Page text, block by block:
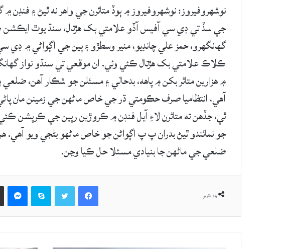
نوشهروفيروز: نوشهروفيروز ۾ ٻوڏ متاثرن جي واهر نه ٿيڻ ۽
جي سڏ تي ڊي سي آفيس آڏو علامتي بک هڙتال، سنڌ يوٿ ايڪشن
گهانگهرو، حمز علي چانڊيو، منير وسطڙو ۽ ٻين جي اڳواڻي ۾
ڪلاڪ علامتي بک هڙتال ڪئي وئي. ان موقعي تي سنڌو نواز
۾ هزارين متاثر بکن ۾ پاهه، بدحالي ۽ مسئلن جو شڪار آهن، ضلعي
آهي، انتظاميا صرف حڪومتي ڌر جي خاص ماڻهن جي زمينن مان
ٿي، جڏهن ته متاثرن لاءِ آيل فنڊن ۾ ڪروڙين رپين جي ڪرپشن
جو نمائندو ٿيڻ بدران پ پ اڳواڻن جو خاص ماڻهو بڻجي ويو آهي.
ضلعي جي ماڻهن جا بنيادي مسئلا حل ڪيا وڃن.
ونڊ ڪريو
Facebook
Skype